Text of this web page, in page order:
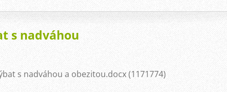
s nadváhou
s nadváhou a obezitou.docx (1171774)